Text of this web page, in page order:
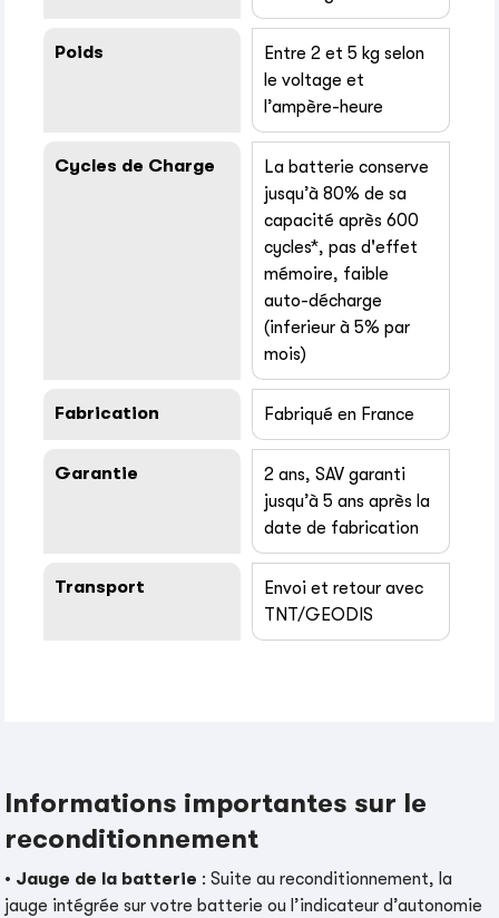
Poids
Entre 2 et 5 kg selon
le voltage et
l’ampère-heure
Cycles de Charge
La batterie conserve
jusqu’à 80% de sa
capacité après 600
cycles*, pas d'effet
mémoire, faible
auto-décharge
(inferieur à 5% par
mois)
Fabrication Fabriqué en France
Garantie
2 ans, SAV garanti
jusqu’à 5 ans après la
date de fabrication
Transport
Envoi et retour avec
TNT/GEODIS
Informations importantes sur le
reconditionnement
• Jauge de la batterie : Suite au reconditionnement, la
jauge intégrée sur votre batterie ou l’indicateur d’autonomie